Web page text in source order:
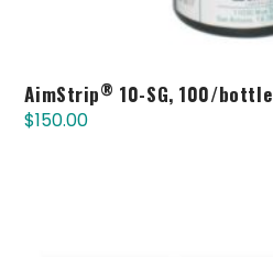
AimStrip® 10-SG, 100/bottle
$150.00